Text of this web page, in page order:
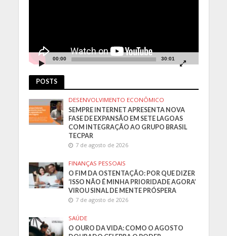
00:00 30:01
POSTS
DESENVOLVIMENTO ECONÔMICO
SEMPRE INTERNET APRESENTA NOVA
FASE DE EXPANSÃO EM SETE LAGOAS
COM INTEGRAÇÃO AO GRUPO BRASIL
TECPAR
7 de agosto de 2026
FINANÇAS PESSOAIS
O FIM DA OSTENTAÇÃO: POR QUE DIZER
‘ISSO NÃO É MINHA PRIORIDADE AGORA’
VIROU SINAL DE MENTE PRÓSPERA
7 de agosto de 2026
SAÚDE
O OURO DA VIDA: COMO O AGOSTO